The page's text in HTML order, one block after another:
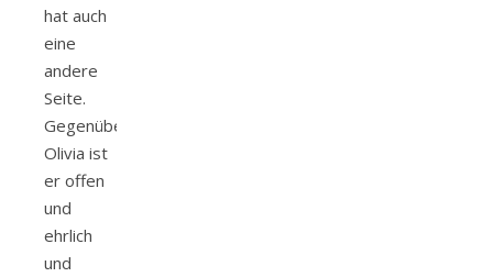
hat auch
eine
andere
Seite.
Gegenüber
Olivia ist
er offen
und
ehrlich
und